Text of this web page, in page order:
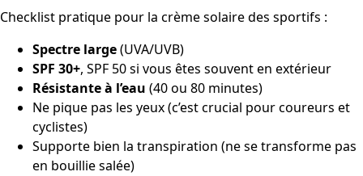
Checklist pratique pour la crème solaire des sportifs :
Spectre large(UVA/UVB)
SPF 30+, SPF 50 si vous êtes souvent en extérieur
Résistante à l’eau (40 ou 80 minutes)
Ne pique pas les yeux (c’est crucial pour coureurs et
cyclistes)
Supporte bien la transpiration (ne se transforme pas
en bouillie salée)